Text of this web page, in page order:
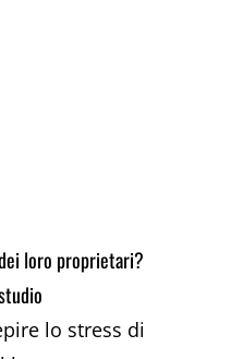
loro proprietari?
lo stress di